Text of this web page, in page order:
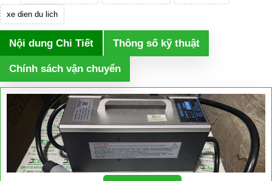
xe dien du lich
Nội dung Chi Tiết Thông số kỹ thuật
Chính sách vận chuyển